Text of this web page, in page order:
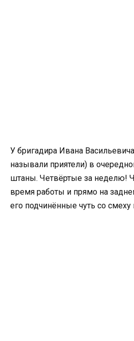
У бригадира Ивана
называли приятели) в
штаны. Четвёртые за неделю!
время работы и прямо на
его подчинённые чуть со смеху